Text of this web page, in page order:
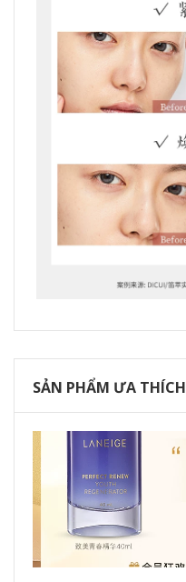
SẢN PHẨM ƯA THÍCH